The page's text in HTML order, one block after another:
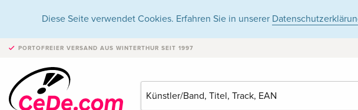
Diese Seite verwendet Cookies. Erfahren Sie in unserer
PORTOFREIER VERSAND AUS WINTERTHUR SEIT 1997